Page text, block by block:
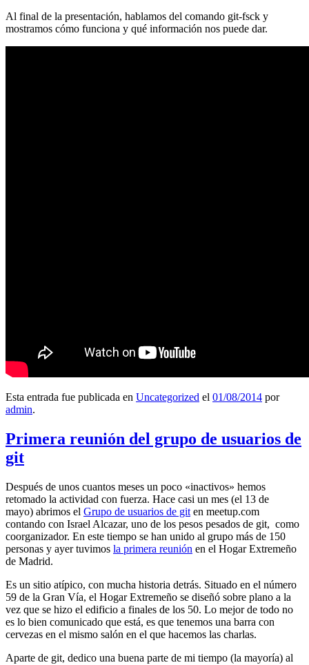
Al final de la presentación, hablamos del comando git-fsck y
mostramos cómo funciona y qué información nos puede dar.
Esta entrada fue publicada en Uncategorized el 01/08/2014 por
admin.
Primera reunión del grupo de usuarios de
git
Después de unos cuantos meses un poco «inactivos» hemos
retomado la actividad con fuerza. Hace casi un mes (el 13 de
mayo) abrimos el Grupo de usuarios de git en meetup.com
contando con Israel Alcazar, uno de los pesos pesados de git, como
coorganizador. En este tiempo se han unido al grupo más de 150
personas y ayer tuvimos la primera reunión en el Hogar Extremeño
de Madrid.
Es un sitio atípico, con mucha historia detrás. Situado en el número
59 de la Gran Vía, el Hogar Extremeño se diseñó sobre plano a la
vez que se hizo el edificio a finales de los 50. Lo mejor de todo no
es lo bien comunicado que está, es que tenemos una barra con
cervezas en el mismo salón en el que hacemos las charlas.
Aparte de git, dedico una buena parte de mi tiempo (la mayoría) al